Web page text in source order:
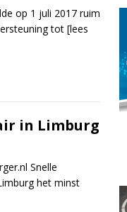
op 1 juli 2017 ruim
tot [lees
in Limburg
Snelle
het minst